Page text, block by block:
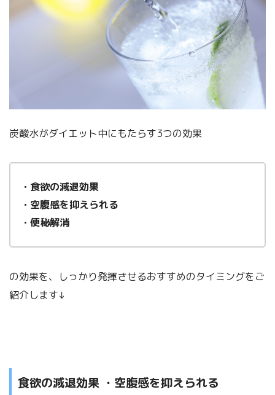
炭酸水がダイエット中にもたらす3つの効果
・食欲の減退効果
・空腹感を抑えられる
・便秘解消
の効果を、しっかり発揮させるおすすめのタイミングをご
紹介します↓
食欲の減退効果 ・空腹感を抑えられる